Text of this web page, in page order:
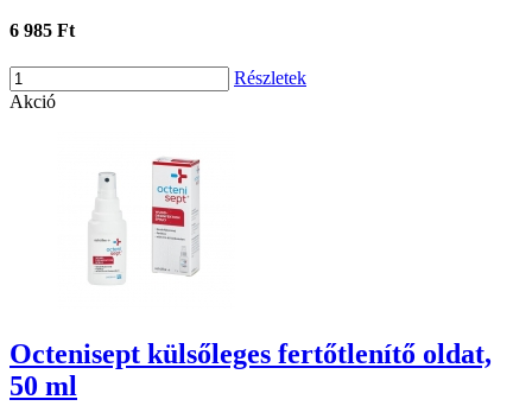
6 985 Ft
Részletek
Akció
Octenisept külsőleges fertőtlenítő oldat,
50 ml